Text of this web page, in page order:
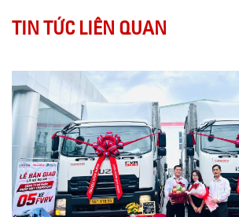
TIN TỨC LIÊN QUAN